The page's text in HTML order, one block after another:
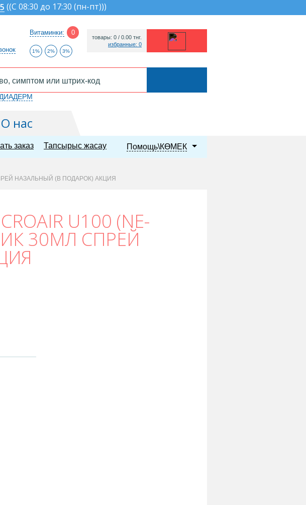
((С 08:30 до 17:30 (пн-пт)))
Витаминки: 0
1% 2% 3%
товары: 0 / 0.00 тнг.
избранные: 0
ДИАДЕРМ
О нас
Помощь\КӨМЕК
Тапсырыс жасау
заказ
НАЗАЛЬНЫЙ (В ПОДАРОК) АКЦИЯ
U100 (NE-
30МЛ СПРЕЙ